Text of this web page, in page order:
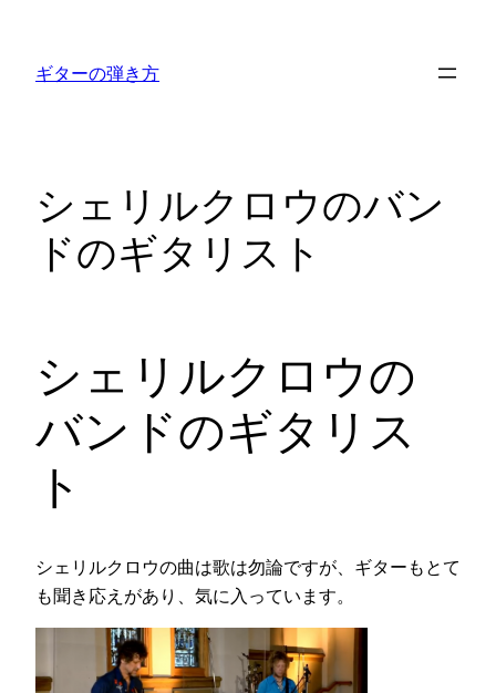
ギターの弾き方
シェリルクロウのバン
ドのギタリスト
シェリルクロウの
バンドのギタリス
ト
シェリルクロウの曲は歌は勿論ですが、ギターもとて
も聞き応えがあり、気に入っています。